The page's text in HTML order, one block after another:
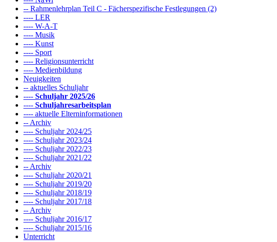
-- Rahmenlehrplan Teil C - Fächerspezifische Festlegungen (2)
---- LER
---- W-A-T
---- Musik
---- Kunst
---- Sport
---- Religionsunterricht
---- Medienbildung
Neuigkeiten
-- aktuelles Schuljahr
---- Schuljahr 2025/26
---- Schuljahresarbeitsplan
---- aktuelle Elterninformationen
-- Archiv
---- Schuljahr 2024/25
---- Schuljahr 2023/24
---- Schuljahr 2022/23
---- Schuljahr 2021/22
-- Archiv
---- Schuljahr 2020/21
---- Schuljahr 2019/20
---- Schuljahr 2018/19
---- Schuljahr 2017/18
-- Archiv
---- Schuljahr 2016/17
---- Schuljahr 2015/16
Unterricht